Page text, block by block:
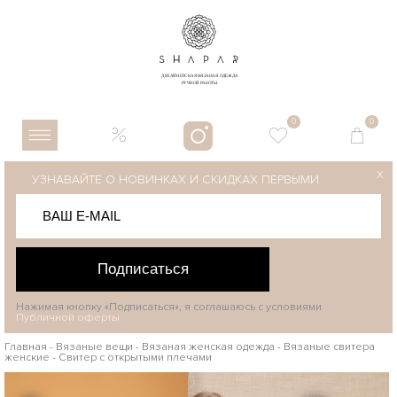
0 0
УЗНАВАЙТЕ О НОВИНКАХ И СКИДКАХ ПЕРВЫМИ
Подписаться
X
Нажимая кнопку «Подписаться», я соглашаюсь с условиями
Публичной оферты
Главная - Вязаные вещи - Вязаная женская одежда - Вязаные свитера
женские - Свитер с открытыми плечами